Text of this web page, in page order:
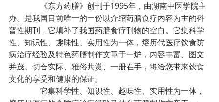
《东方药膳》创刊于1995年，由湖南中医学院主
办。是我国目前唯一的一份以介绍药膳食疗内容为主的科
普性期刊，它填补了我国药膳食疗刊物的空白。它集科学
性、知识性、趣味性、实用性为一体，熔历代医疗饮食防
病治疗经验及特色药膳制作文章于一炉，内容丰富、图文
并茂、切合实际、雅俗共赏、一册在手，将给您带来饮食
文化的享受和健康的保证。
它集科学性、知识性、趣味性、实用性为一体，